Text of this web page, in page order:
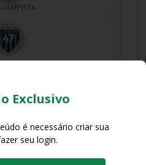
Eduardo
Exclusivo
é necessário criar sua
seu login.